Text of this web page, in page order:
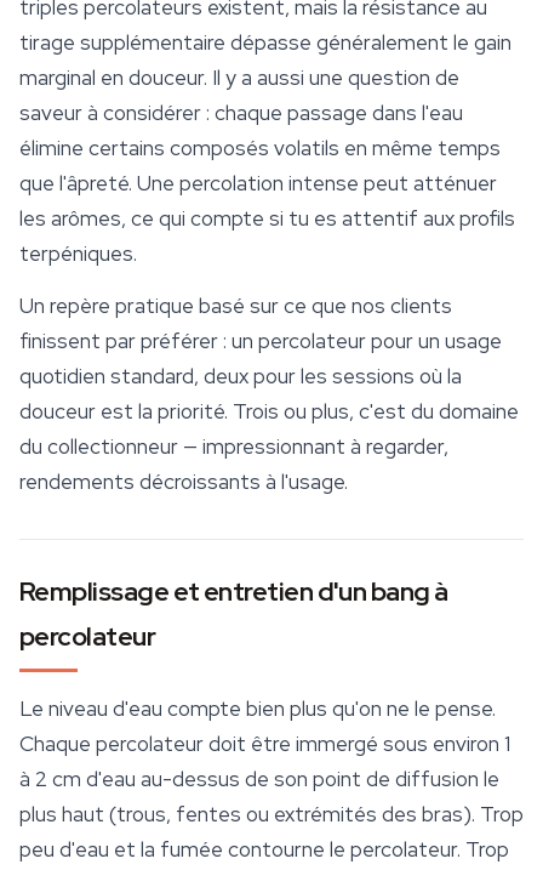
triples percolateurs existent, mais la résistance au
tirage supplémentaire dépasse généralement le gain
marginal en douceur. Il y a aussi une question de
saveur à considérer : chaque passage dans l'eau
élimine certains composés volatils en même temps
que l'âpreté. Une percolation intense peut atténuer
les arômes, ce qui compte si tu es attentif aux profils
terpéniques.
Un repère pratique basé sur ce que nos clients
finissent par préférer : un percolateur pour un usage
quotidien standard, deux pour les sessions où la
douceur est la priorité. Trois ou plus, c'est du domaine
du collectionneur — impressionnant à regarder,
rendements décroissants à l'usage.
Remplissage et entretien d'un bang à
percolateur
Le niveau d'eau compte bien plus qu'on ne le pense.
Chaque percolateur doit être immergé sous environ 1
à 2 cm d'eau au-dessus de son point de diffusion le
plus haut (trous, fentes ou extrémités des bras). Trop
peu d'eau et la fumée contourne le percolateur. Trop